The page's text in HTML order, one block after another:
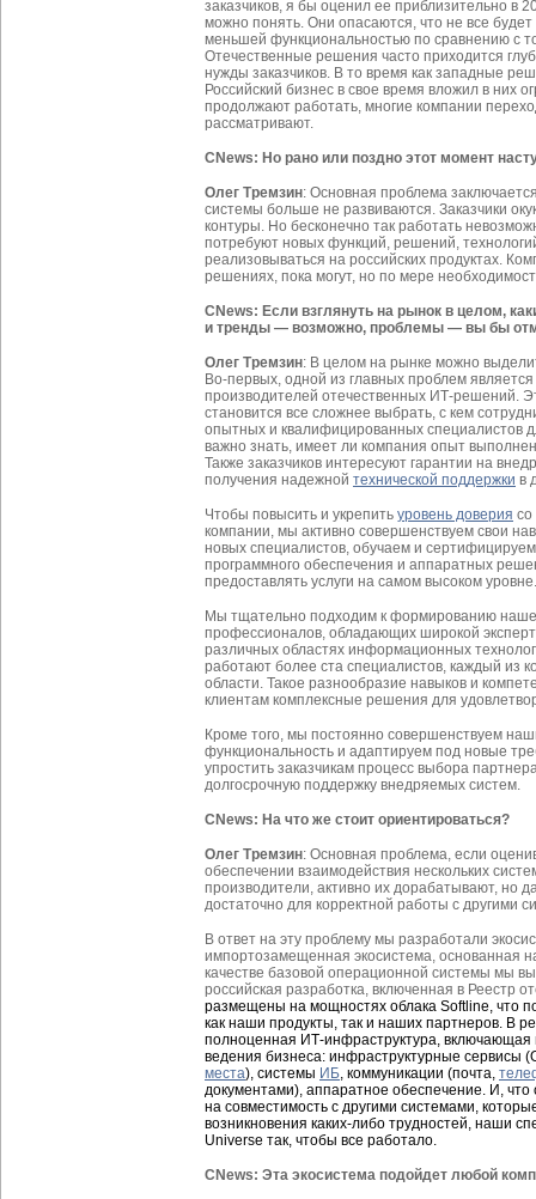
заказчиков, я бы оценил ее приблизительно в
можно понять. Они опасаются, что не все
меньшей функциональностью по сравнению с
Отечественные решения часто приходится
нужды заказчиков. В то время как западные
Российский бизнес в свое время вложил в них
продолжают работать, многие компании
рассматривают.
CNews: Но рано или поздно этот момент
Олег Тремзин: Основная проблема
системы больше не развиваются. Заказчики
контуры. Но бесконечно так работать
потребуют новых функций, решений,
реализовываться на российских продуктах.
решениях, пока могут, но по мере
CNews: Если взглянуть на рынок в целом,
и тренды — возможно, проблемы — вы бы
Олег Тремзин: В целом на рынке можно
Во-первых, одной из главных проблем
производителей отечественных ИТ-решений.
становится все сложнее выбрать, с кем
опытных и квалифицированных специалистов
важно знать, имеет ли компания опыт
Также заказчиков интересуют гарантии на
получения надежной технической поддержки в
Чтобы повысить и укрепить уровень доверия со
компании, мы активно совершенствуем свои
новых специалистов, обучаем и
программного обеспечения и аппаратных
предоставлять услуги на самом высоком уровне.
Мы тщательно подходим к формированию
профессионалов, обладающих широкой
различных областях информационных
работают более ста специалистов, каждый из
области. Такое разнообразие навыков и
клиентам комплексные решения для
Кроме того, мы постоянно совершенствуем
функциональность и адаптируем под новые
упростить заказчикам процесс выбора
долгосрочную поддержку внедряемых систем.
CNews: На что же стоит ориентироваться?
Олег Тремзин: Основная проблема, если
обеспечении взаимодействия нескольких
производители, активно их дорабатывают, но
достаточно для корректной работы с другими
В ответ на эту проблему мы разработали
импортозамещенная экосистема, основанная
качестве базовой операционной системы мы
российская разработка, включенная в Реестр
размещены на мощностях облака Softline, что
как наши продукты, так и наших партнеров. В
полноценная ИТ-инфраструктура,
ведения бизнеса: инфраструктурные сервисы
места), системы ИБ, коммуникации (почта,
документами), аппаратное обеспечение. И,
на совместимость с другими системами,
возникновения каких-либо трудностей, наши
Universe так, чтобы все работало.
CNews: Эта экосистема подойдет любой